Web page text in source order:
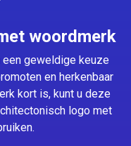
woordmerk
geweldige keuze
en herkenbaar
kort is, kunt u deze
logo met